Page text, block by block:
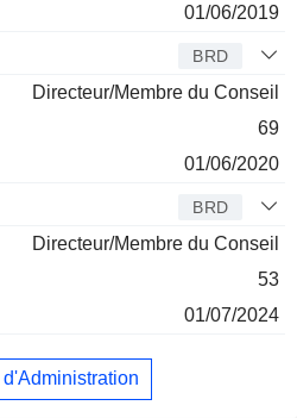
01/06/2019
BRD
Directeur/Membre du Conseil
69
01/06/2020
BRD
Directeur/Membre du Conseil
53
01/07/2024